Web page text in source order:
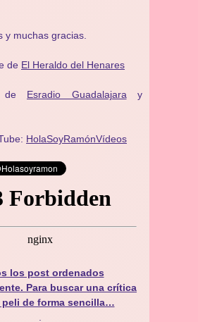
y muchas gracias.
de El Heraldo del Henares
de Esradio Guadalajara y
HolaSoyRamónVídeos
los post ordenados
Para buscar una crítica
peli de forma sencilla…